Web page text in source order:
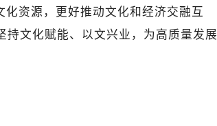
资源，更好推动文化和经济交融互
持文化赋能、以文兴业，为高质量发展